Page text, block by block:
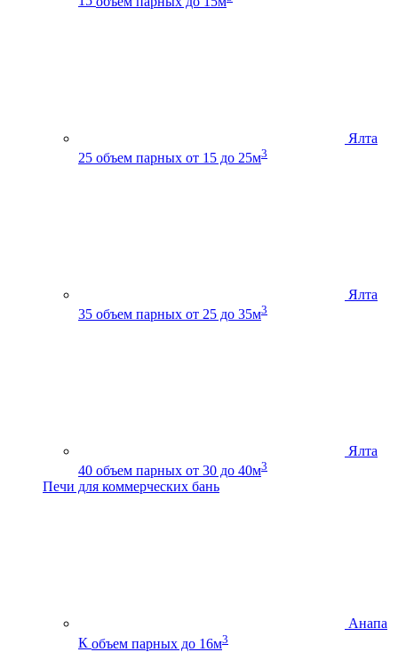
Ялта
25 объем парных от 15 до 25м3
Ялта
35 объем парных от 25 до 35м3
Ялта
40 объем парных от 30 до 40м3
Печи для коммерческих бань
Анапа
К объем парных до 16м3